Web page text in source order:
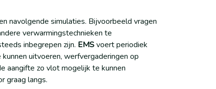
navolgende simulaties. Bijvoorbeeld vragen
verwarmingstechnieken te
inbegrepen zijn. EMSvoert periodiek
uitvoeren, werfvergaderingen op
aangifte zo vlot mogelijk te kunnen
graag langs.